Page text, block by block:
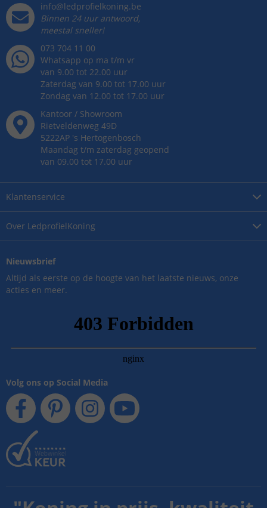
Over LedprofielKoning
Klantenservice
info@ledprofielkoning.be
Binnen 24 uur antwoord,
meestal sneller!
073 704 11 00
Whatsapp op ma t/m vr
van 9.00 tot 22.00 uur
Zaterdag van 9.00 tot 17.00 uur
Zondag van 12.00 tot 17.00 uur
Kantoor / Showroom
Rietveldenweg 49D
5222AP 's Hertogenbosch
Maandag t/m zaterdag geopend
van 09.00 tot 17.00 uur
Nieuwsbrief
Altijd als eerste op de hoogte van het laatste nieuws, onze
acties en meer.
Volg ons op Social Media